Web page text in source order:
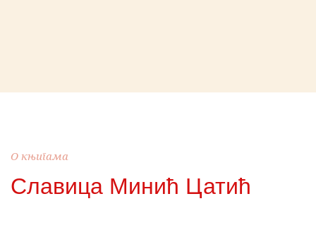
О књигама
Славица Минић Цатић